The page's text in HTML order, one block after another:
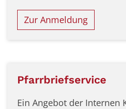
Zur Anmeldung
Pfarrbriefservice
Ein Angebot der Internen